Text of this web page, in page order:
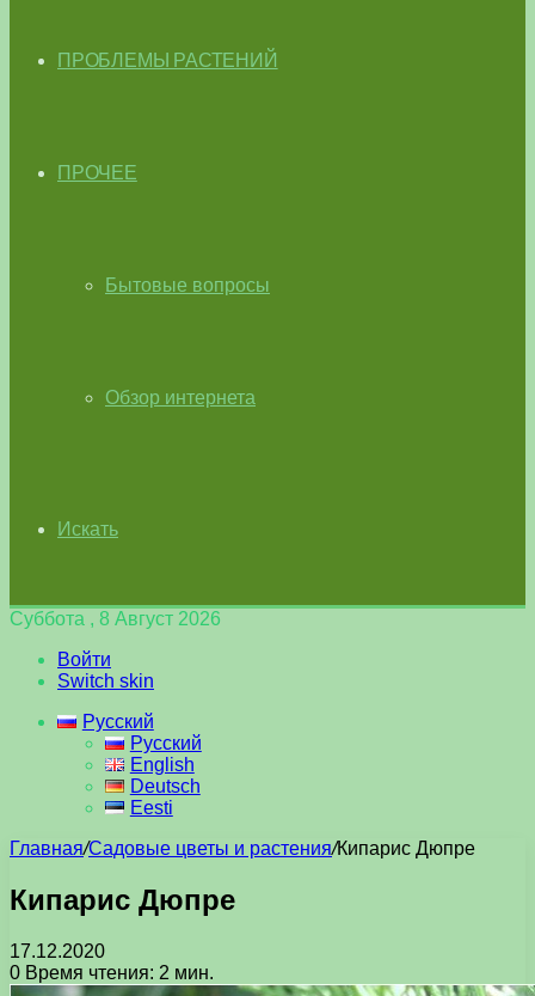
ПРОБЛЕМЫ РАСТЕНИЙ
ПРОЧЕЕ
Бытовые вопросы
Обзор интернета
Искать
Суббота , 8 Август 2026
Войти
Switch skin
Русский
Русский
English
Deutsch
Eesti
Главная/Садовые цветы и растения/Кипарис Дюпре
Кипарис Дюпре
17.12.2020
0 Время чтения: 2 мин.